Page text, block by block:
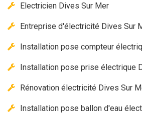
Electricien Dives Sur Mer
Entreprise d'électricité Dives Sur
Installation pose compteur
Installation pose prise électrique
Rénovation électricité Dives Sur
Installation pose ballon d'eau